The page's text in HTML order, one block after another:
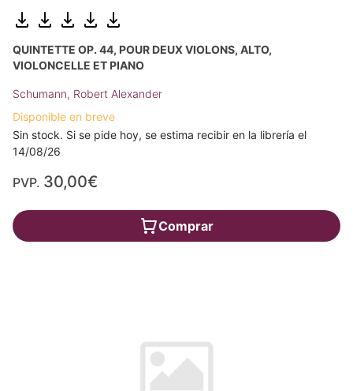
QUINTETTE OP. 44, POUR DEUX VIOLONS, ALTO,
VIOLONCELLE ET PIANO
Schumann, Robert Alexander
Disponible en breve
Sin stock. Si se pide hoy, se estima recibir en la librería el
14/08/26
PVP. 30,00€
Comprar